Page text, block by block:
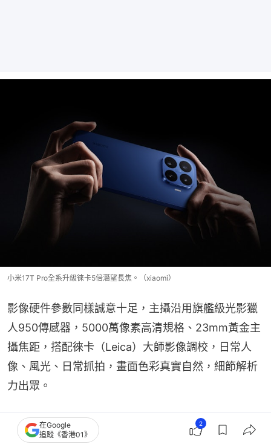
小米17T Pro全系升級徠卡5倍潛望長焦。（xiaomi）
影像硬件參數同樣誠意十足，主攝沿用旗艦級光影獵
人950傳感器，5000萬像素高清規格、23mm黃金主
攝焦距，搭配徠卡（Leica）大師影像調校，日常人
像、風光、日常抓拍，畫面色彩真實自然，細節解析
力出眾。
新增的5倍徠卡潛望長焦同樣搭載5000萬高像素
+F3.0大光圈硬件配置，支持10倍無損變焦，最大等
在Google
追蹤《香港01》
2